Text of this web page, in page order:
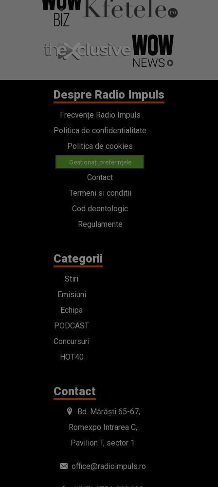
Despre Radio Impuls
Frecvențe Radio Impuls
Politica de confidentialitate
Politica de cookies
Gestionați preferințele
Contact
Termeni si conditii
Cod deontologic
Regulamente
Categorii
Stiri
Emisiuni
Echipa
PODCAST
Concursuri
HOT40
Contact
Bd. Mărăști 65-67,
Romexpo Intrarea C,
Pavilion T, sector 1
office@radioimpuls.ro